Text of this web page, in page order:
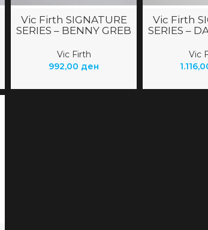
Vic Firth SIGNATURE
SERIES – BENNY GREB
Vic Firth
992,00 ден
Vic Firth
SERIES –
Vic